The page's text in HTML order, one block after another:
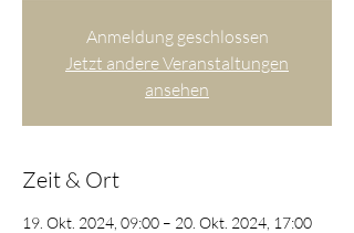
Anmeldung geschlossen
Jetzt andere Veranstaltungen
ansehen
Zeit & Ort
19. Okt. 2024, 09:00 – 20. Okt. 2024, 17:00